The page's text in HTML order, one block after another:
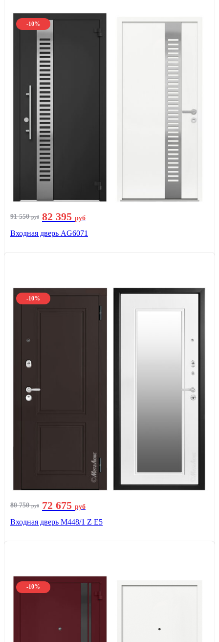
-10%
91 550руб 82 395 руб
Входная дверь AG6071
-10%
80 750руб 72 675 руб
Входная дверь М448/1 Z Е5
-10%